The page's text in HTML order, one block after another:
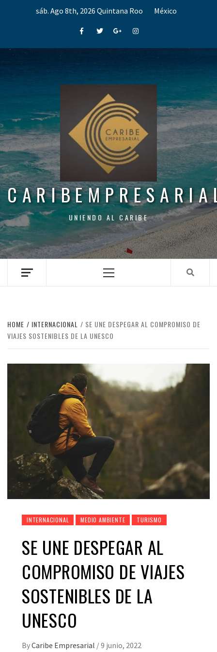
sáb. Ago 8th, 2026 Quintana Roo México
FacebookTwitterGoogle+Instagram
UNIENDO AL CARIBE
Menu
HOME INTERNACIONAL
SE UNE DESPEGAR AL COMPROMISO DE
VIAJES SOSTENIBLES DE LA UNESCO
INTERNACIONAL MEDIO AMBIENTE TURISMO
SE UNE DESPEGAR AL
COMPROMISO DE VIAJES
SOSTENIBLES DE LA
UNESCO
ByCaribe Empresarial /9 junio, 2022